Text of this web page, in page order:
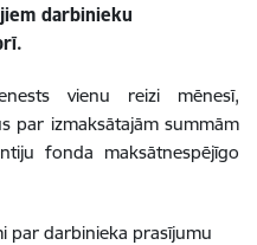
darbinieku
vienu reizi mēnesī,
par izmaksātajām summām
fonda maksātnespējīgo
par darbinieka prasījumu